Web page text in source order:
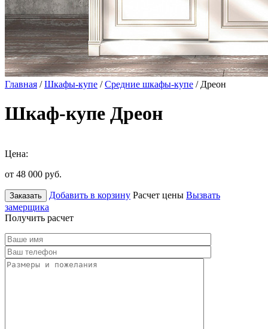
Главная /Шкафы-купе /Средние шкафы-купе / Дреон
Шкаф-купе Дреон
Цена:
от 48 000 руб.
Заказать Добавить в корзину Расчет цены Вызвать
замерщика
Получить расчет